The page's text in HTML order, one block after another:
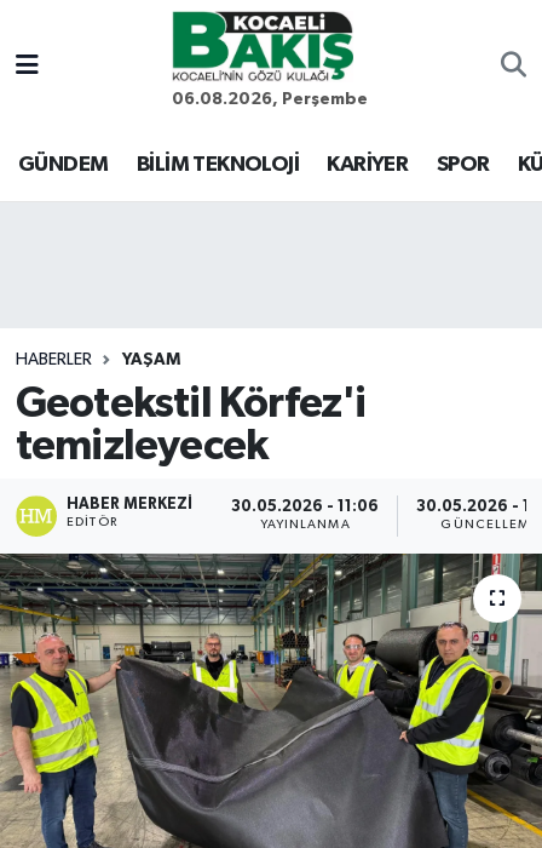
06.08.2026, Perşembe
GÜNDEM BİLİM TEKNOLOJİ KARİYER SPOR
HABERLER YAŞAM
Geotekstil Körfez'i
temizleyecek
HABER MERKEZI
EDITÖR
30.05.2026 - 11:06
YAYINLANMA
30.05.2026 -
GÜNCELLEME
Kocaeli Nöbetçi Eczaneler
Kocaeli Hava Durumu
Son Dakika Haberleri
Haber Arşivi